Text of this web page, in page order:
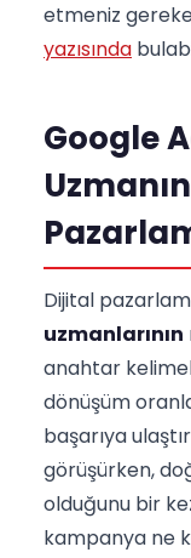
etmeniz
yazısında
Google
Dijital
uzmanlarının
anahtar
dönüşüm
başarıya
görüşürken,
olduğunu bir
kampanya ne